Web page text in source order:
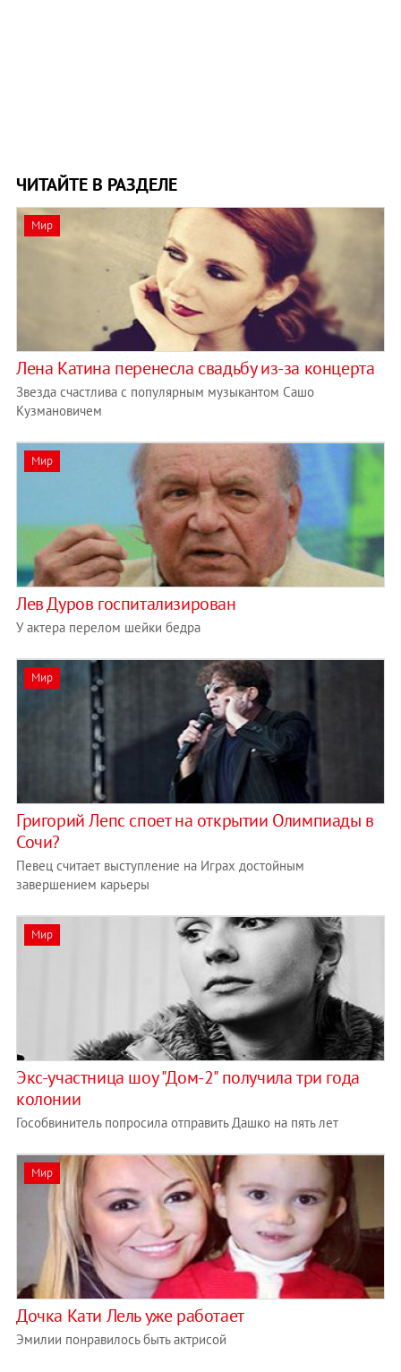
ЧИТАЙТЕ В РАЗДЕЛЕ
Мир
Лена Катина перенесла свадьбу из-за концерта
Звезда счастлива с популярным музыкантом Сашо
Кузмановичем
Мир
Лев Дуров госпитализирован
У актера перелом шейки бедра
Мир
Григорий Лепс споет на открытии Олимпиады в
Сочи?
Певец считает выступление на Играх достойным
завершением карьеры
Мир
Экс-участница шоу "Дом-2" получила три года
колонии
Гособвинитель попросила отправить Дашко на пять лет
Мир
Дочка Кати Лель уже работает
Эмилии понравилось быть актрисой